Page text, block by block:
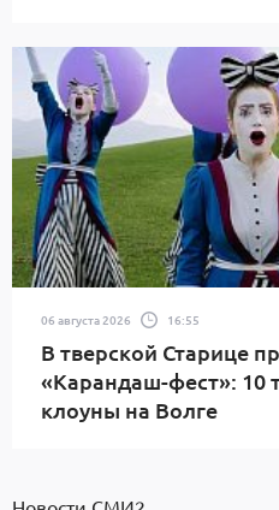
06 августа 2026 16:55
В тверской Старице
«Карандаш-фест»: 10
клоуны на Волге